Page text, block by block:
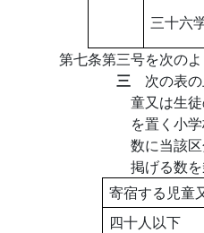
三十六
第七条第三号を次のよ
三 次の表
童又は生
を置く小
数に当該
掲げる数
寄宿する児童
四十人以下